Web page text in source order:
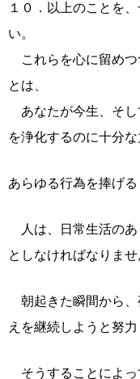
１０．以上のことを
い。
これらを心に留めつ
とは、
あなたが今生、そし
を浄化するのに十分な
あらゆる行為を捧げる
人は、日常生活のあ
としなければなりませ
朝起きた瞬間から、
えを継続しようと努
そうすることによっ